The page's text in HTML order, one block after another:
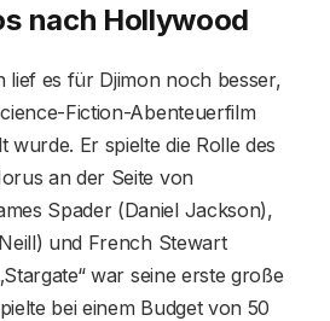
nach Hollywood
lief es für Djimon noch besser,
Fiction-Abenteuerfilm
wurde. Er spielte die Rolle des
an der Seite von
Spader (Daniel Jackson),
und French Stewart
war seine erste große
bei einem Budget von 50